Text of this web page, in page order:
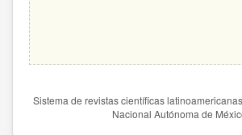
Sistema de revistas científicas
Nacional Autónoma de